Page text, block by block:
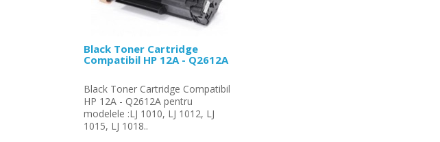
Black Toner Cartridge
Compatibil HP 12A - Q2612A
Black Toner Cartridge Compatibil
HP 12A - Q2612A pentru
modelele :LJ 1010, LJ 1012, LJ
1015, LJ 1018..